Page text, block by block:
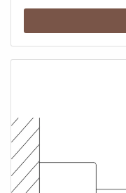
verre de sécurité
option avec
d'étanchéité
avec seuil (hauteur 6
(sans
étanchéité absolue
avec matériel de